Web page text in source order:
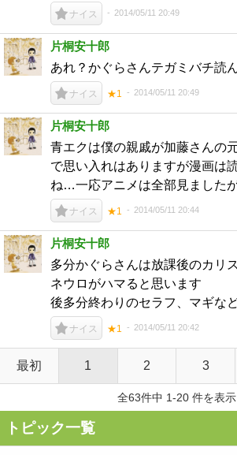
ナイス 2014/05/11 20:49
片桐安十郎
あれ？かぐらさんテガミバチ読
ナイス ★1 2014/05/11 20:49
片桐安十郎
青エクは僕の親戚が加藤さんの
で思い入れはありますが漫画は
ね…一応アニメは全部見ました
ナイス ★1 2014/05/11 20:44
片桐安十郎
多分かぐらさんは放課後のカリ
ネウロがハマると思います
後多分終わりのセラフ、マギな
ナイス ★1 2014/05/11 20:42
最初 1 2 3
全63件中 1-20 件を表示
トピック一覧